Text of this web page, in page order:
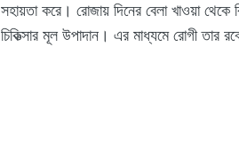
সহায়তা করে। রোজায় দিনের বেলা খাওয়া
চিকিত্সার মূল উপাদান। এর মাধ্যমে রোগী তার